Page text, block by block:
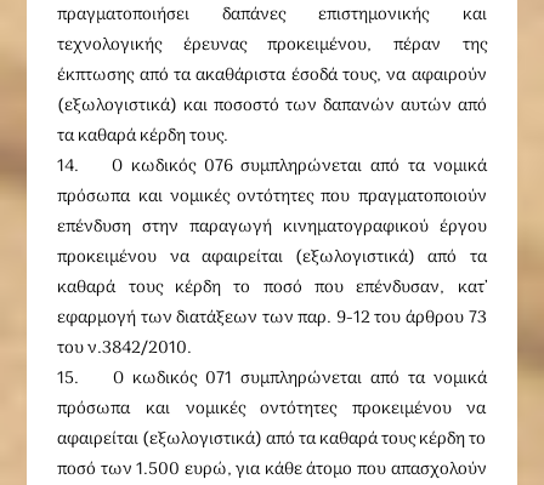
πραγματοποιήσει δαπάνες επιστημονικής και
τεχνολογικής έρευνας προκειμένου, πέραν της
έκπτωσης από τα ακαθάριστα έσοδά τους, να αφαιρούν
(εξωλογιστικά) και ποσοστό των δαπανών αυτών από
τα καθαρά κέρδη τους.
14. Ο κωδικός 076 συμπληρώνεται από τα νομικά
πρόσωπα και νομικές οντότητες που πραγματοποιούν
επένδυση στην παραγωγή κινηματογραφικού έργου
προκειμένου να αφαιρείται (εξωλογιστικά) από τα
καθαρά τους κέρδη το ποσό που επένδυσαν, κατ’
εφαρμογή των διατάξεων των παρ. 9-12 του άρθρου 73
του ν.3842/2010.
15. Ο κωδικός 071 συμπληρώνεται από τα νομικά
πρόσωπα και νομικές οντότητες προκειμένου να
αφαιρείται (εξωλογιστικά) από τα καθαρά τους κέρδη το
ποσό των 1.500 ευρώ, για κάθε άτομο που απασχολούν